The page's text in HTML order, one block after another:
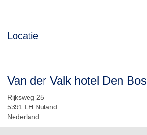
Locatie
Van der Valk hotel Den
Rijksweg 25
5391 LH Nuland
Nederland